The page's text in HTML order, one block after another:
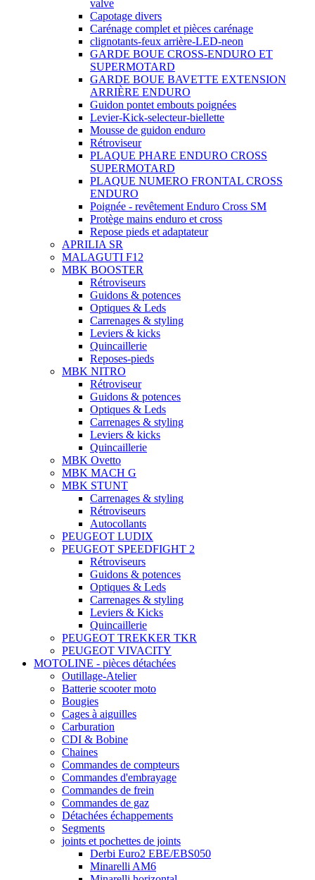
valve
Capotage divers
Carénage complet et pièces carénage
clignotants-feux arrière-LED-neon
GARDE BOUE CROSS-ENDURO ET
SUPERMOTARD
GARDE BOUE BAVETTE EXTENSION
ARRIÈRE ENDURO
Guidon pontet embouts poignées
Levier-Kick-selecteur-biellette
Mousse de guidon enduro
Rétroviseur
PLAQUE PHARE ENDURO CROSS
SUPERMOTARD
PLAQUE NUMERO FRONTAL CROSS
ENDURO
Poignée - revêtement Enduro Cross SM
Protège mains enduro et cross
Repose pieds et adaptateur
APRILIA SR
MALAGUTI F12
MBK BOOSTER
Rétroviseurs
Guidons & potences
Optiques & Leds
Carrenages & styling
Leviers & kicks
Quincaillerie
Reposes-pieds
MBK NITRO
Rétroviseur
Guidons & potences
Optiques & Leds
Carrenages & styling
Leviers & kicks
Quincaillerie
MBK Ovetto
MBK MACH G
MBK STUNT
Carrenages & styling
Rétroviseurs
Autocollants
PEUGEOT LUDIX
PEUGEOT SPEEDFIGHT 2
Rétroviseurs
Guidons & potences
Optiques & Leds
Carrenages & styling
Leviers & Kicks
Quincaillerie
PEUGEOT TREKKER TKR
PEUGEOT VIVACITY
MOTOLINE - pièces détachées
Outillage-Atelier
Batterie scooter moto
Bougies
Cages à aiguilles
Carburation
CDI & Bobine
Chaines
Commandes de compteurs
Commandes d'embrayage
Commandes de frein
Commandes de gaz
Détachées échappements
Segments
joints et pochettes de joints
Derbi Euro2 EBE/EBS050
Minarelli AM6